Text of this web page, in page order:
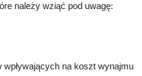
należy wziąć pod uwagę:
na koszt wynajmu